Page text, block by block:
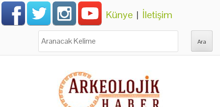
Künye | İletişim